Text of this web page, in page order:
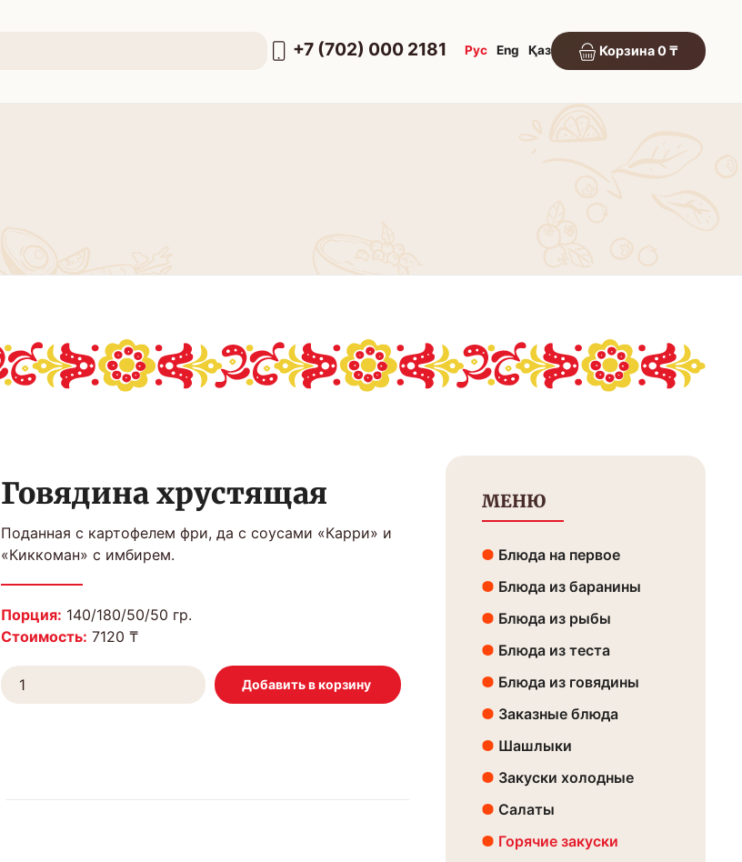
+7 (702) 000 2181 Рус Eng Қаз Корзина 0 ₸
Говядина хрустящая
Поданная с картофелем фри, да с соусами «Карри» и
«Киккоман» с имбирем.
Порция: 140/180/50/50 гр.
Стоимость: 7120 ₸
МЕНЮ
Блюда на первое
Блюда из баранины
Блюда из рыбы
Блюда из теста
Блюда из говядины
Заказные блюда
Шашлыки
Закуски холодные
Салаты
Горячие закуски